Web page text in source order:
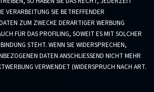
VERARBEITUNG SIE BETREFFENDER
ZUM ZWECKE DERARTIGER WERBUNG
FÜR DAS PROFILING, SOWEIT ES MIT SOLCHER
STEHT. WENN SIE WIDERSPRECHEN,
DATEN ANSCHLIESSEND NICHT MEHR
VERWENDET (WIDERSPRUCH NACH ART.